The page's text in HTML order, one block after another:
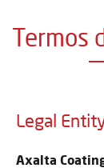
Termos
Legal
Axalta